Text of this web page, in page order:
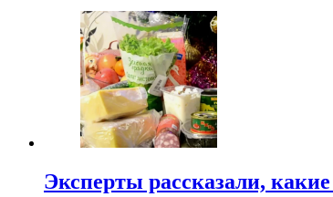
Эксперты рассказали,